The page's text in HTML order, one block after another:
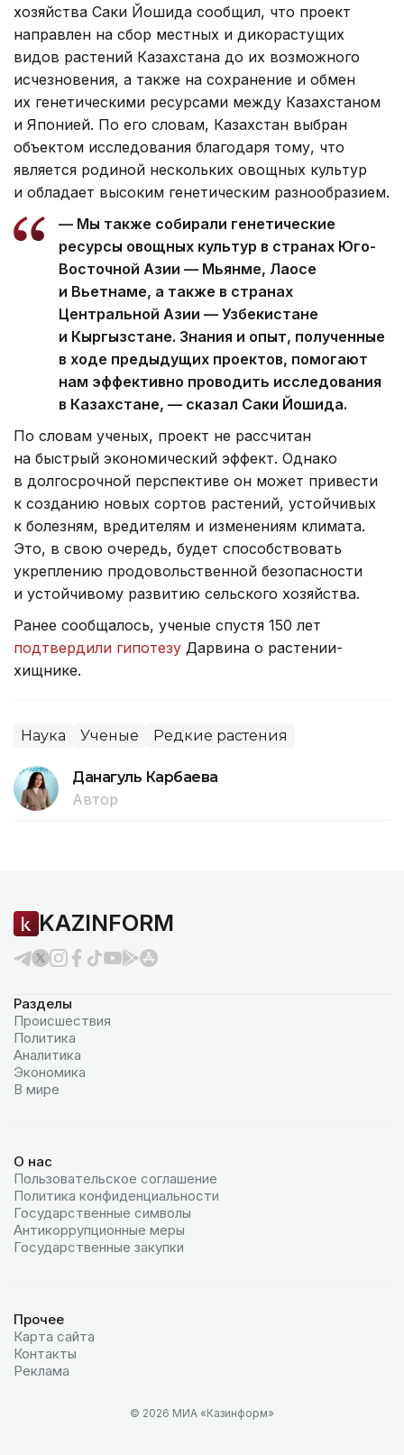
хозяйства Саки Йошида сообщил, что проект
направлен на сбор местных и дикорастущих
видов растений Казахстана до их возможного
исчезновения, а также на сохранение и обмен
их генетическими ресурсами между Казахстаном
и Японией. По его словам, Казахстан выбран
объектом исследования благодаря тому, что
является родиной нескольких овощных культур
и обладает высоким генетическим разнообразием.
— Мы также собирали генетические
ресурсы овощных культур в странах Юго-
Восточной Азии — Мьянме, Лаосе
и Вьетнаме, а также в странах
Центральной Азии — Узбекистане
и Кыргызстане. Знания и опыт, полученные
в ходе предыдущих проектов, помогают
нам эффективно проводить исследования
в Казахстане, — сказал Саки Йошида.
По словам ученых, проект не рассчитан
на быстрый экономический эффект. Однако
в долгосрочной перспективе он может привести
к созданию новых сортов растений, устойчивых
к болезням, вредителям и изменениям климата.
Это, в свою очередь, будет способствовать
укреплению продовольственной безопасности
и устойчивому развитию сельского хозяйства.
Ранее сообщалось, ученые спустя 150 лет
подтвердили гипотезу Дарвина о растении-
хищнике.
Наука Ученые Редкие растения
Данагуль Карбаева
Автор
KAZINFORM
Разделы
Происшествия
Политика
Аналитика
Экономика
В мире
О нас
Пользовательское соглашение
Политика конфиденциальности
Государственные символы
Антикоррупционные меры
Государственные закупки
Прочее
Карта сайта
Контакты
Реклама
© 2026 МИА «Казинформ»